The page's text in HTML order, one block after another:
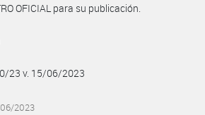
OFICIAL para su publicación.
23 v. 15/06/2023
2023